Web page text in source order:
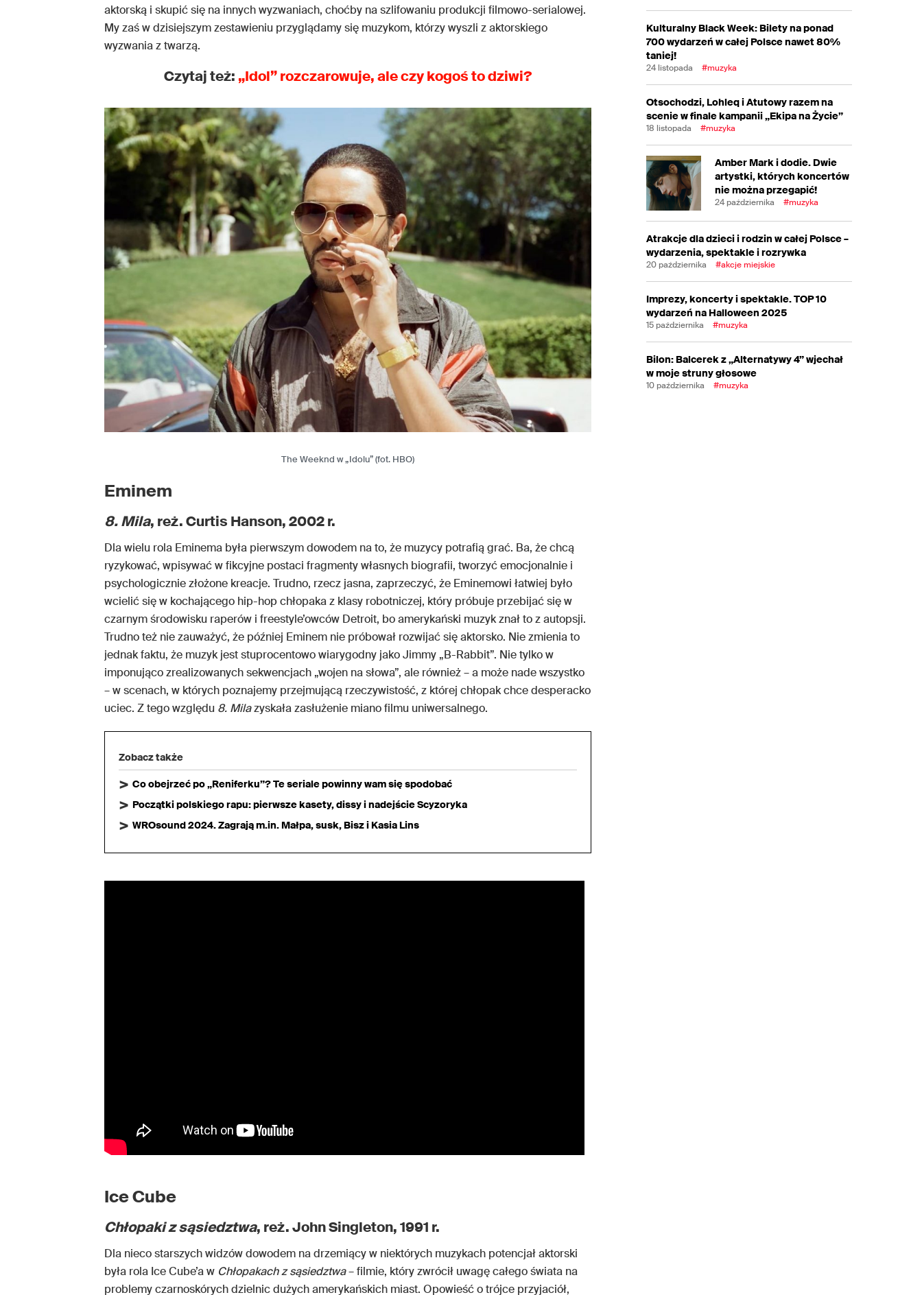
aktorską i skupić się na innych wyzwaniach, choćby na szlifowaniu produkcji filmowo-serialowej.
My zaś w dzisiejszym zestawieniu przyglądamy się muzykom, którzy wyszli z aktorskiego
wyzwania z twarzą.
Czytaj też: „Idol” rozczarowuje, ale czy kogoś to dziwi?
The Weeknd w „Idolu” (fot. HBO)
Eminem
8. Mila, reż. Curtis Hanson, 2002 r.
Dla wielu rola Eminema była pierwszym dowodem na to, że muzycy potrafią grać. Ba, że chcą
ryzykować, wpisywać w fikcyjne postaci fragmenty własnych biografii, tworzyć emocjonalnie i
psychologicznie złożone kreacje. Trudno, rzecz jasna, zaprzeczyć, że Eminemowi łatwiej było
wcielić się w kochającego hip-hop chłopaka z klasy robotniczej, który próbuje przebijać się w
czarnym środowisku raperów i freestyle’owców Detroit, bo amerykański muzyk znał to z autopsji.
Trudno też nie zauważyć, że później Eminem nie próbował rozwijać się aktorsko. Nie zmienia to
jednak faktu, że muzyk jest stuprocentowo wiarygodny jako Jimmy „B-Rabbit”. Nie tylko w
imponująco zrealizowanych sekwencjach „wojen na słowa”, ale również – a może nade wszystko
– w scenach, w których poznajemy przejmującą rzeczywistość, z której chłopak chce desperacko
uciec. Z tego względu 8. Milazyskała zasłużenie miano filmu uniwersalnego.
Zobacz także
Co obejrzeć po „Reniferku”? Te seriale powinny wam się spodobać
Początki polskiego rapu: pierwsze kasety, dissy i nadejście Scyzoryka
WROsound 2024. Zagrają m.in. Małpa, susk, Bisz i Kasia Lins
Ice Cube
Chłopaki z sąsiedztwa, reż. John Singleton, 1991 r.
Dla nieco starszych widzów dowodem na drzemiący w niektórych muzykach potencjał aktorski
była rola Ice Cube’a w Chłopakach z sąsiedztwa– filmie, który zwrócił uwagę całego świata na
problemy czarnoskórych dzielnic dużych amerykańskich miast. Opowieść o trójce przyjaciół,
Kulturalny Black Week: Bilety na ponad
700 wydarzeń w całej Polsce nawet 80%
taniej!
24 listopada #muzyka
Otsochodzi, Lohleq i Atutowy razem na
scenie w finale kampanii „Ekipa na Życie”
18 listopada #muzyka
Amber Mark i dodie. Dwie
artystki, których koncertów
nie można przegapić!
24 października #muzyka
Atrakcje dla dzieci i rodzin w całej Polsce –
wydarzenia, spektakle i rozrywka
20 października #akcje miejskie
Imprezy, koncerty i spektakle. TOP 10
wydarzeń na Halloween 2025
15 października #muzyka
Bilon: Balcerek z „Alternatywy 4” wjechał
w moje struny głosowe
10 października #muzyka